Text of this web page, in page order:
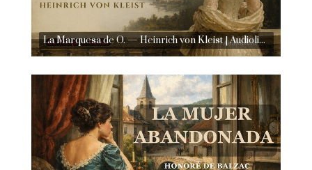
La Marquesa de O. — Heinrich von Kleist | Audiolibro completo español | Voz humana real